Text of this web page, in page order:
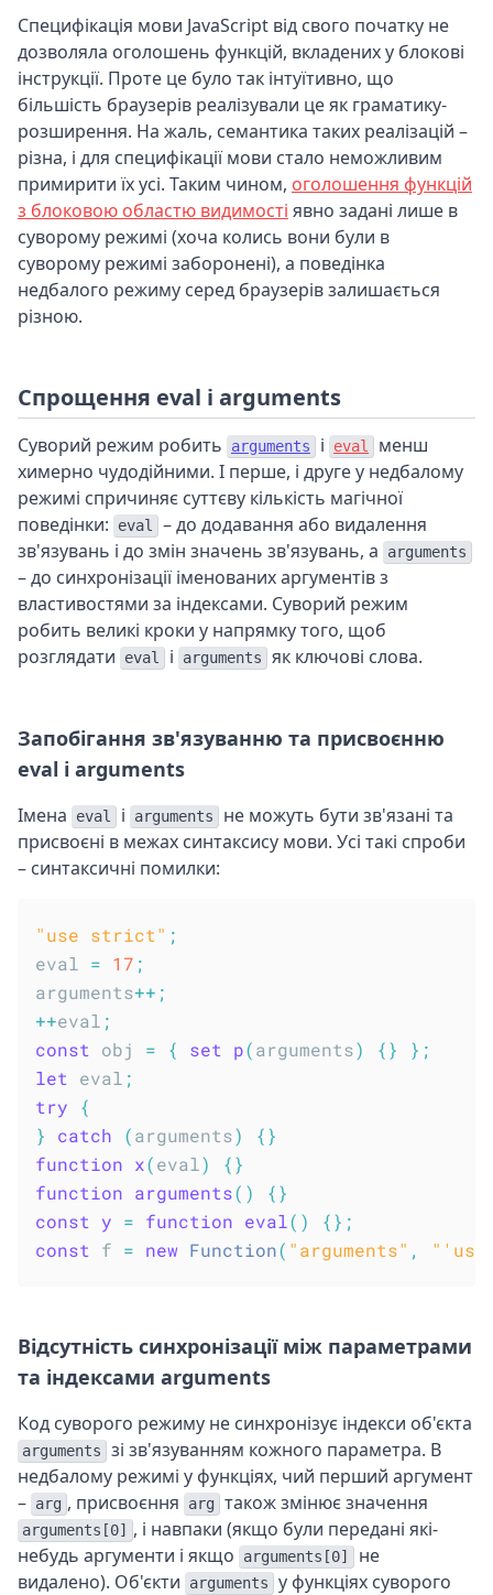
Специфікація мови JavaScript від свого початку не
дозволяла оголошень функцій, вкладених у блокові
інструкції. Проте це було так інтуїтивно, що
більшість браузерів реалізували це як граматику-
розширення. На жаль, семантика таких реалізацій –
різна, і для специфікації мови стало неможливим
примирити їх усі. Таким чином, оголошення функцій
з блоковою областю видимості явно задані лише в
суворому режимі (хоча колись вони були в
суворому режимі заборонені), а поведінка
недбалого режиму серед браузерів залишається
різною.
Спрощення eval і arguments
Суворий режим робить arguments і eval
менш
химерно чудодійними. І перше, і друге у недбалому
режимі спричиняє суттєву кількість магічної
поведінки:
eval
– до додавання або видалення
зв'язувань і до змін значень зв'язувань, а
arguments
– до синхронізації іменованих аргументів з
властивостями за індексами. Суворий режим
робить великі кроки у напрямку того, щоб
розглядати
eval і arguments як ключові слова.
Запобігання зв'язуванню та присвоєнню
eval і arguments
Імена eval і arguments
не можуть бути зв'язані та
присвоєні в межах синтаксису мови. Усі такі спроби
– синтаксичні помилки:
"use strict" ;
eval = 17 ;
arguments++ ;
++eval ;
const obj = { set p(arguments) {} } ;
let eval ;
try
{
}
catch (arguments) {}
function x(eval) {}
function arguments( ) {}
const y = function eval( ) {} ;
const f = new Function( "arguments" ,
Відсутність синхронізації між параметрами
та індексами arguments
Код суворого режиму не синхронізує індекси об'єкта
arguments
зі зв'язуванням кожного параметра. В
недбалому режимі у функціях, чий перший аргумент
– arg , присвоєння arg також змінює значення
arguments[0]
, і навпаки (якщо були передані які-
небудь аргументи і якщо
arguments[0]
не
видалено). Об'єкти
arguments
у функціях суворого